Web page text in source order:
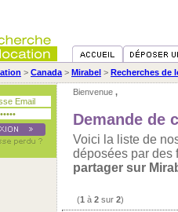
> Canada > Mirabel > Recherches de
Bienvenue ,
Demande de
Voici la liste de
déposées par des
partager sur
(1 à 2 sur 2)